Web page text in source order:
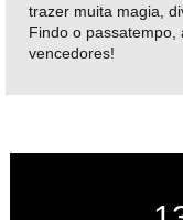
trazer muita magia,
Findo o passatempo,
vencedores!